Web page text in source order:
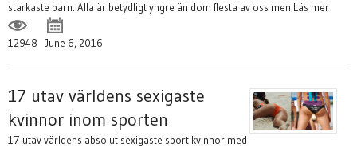
starkaste barn. Alla är betydligt yngre än dom flesta av oss men Läs mer
12948 June 6, 2016
17 utav världens sexigaste
kvinnor inom sporten
17 utav världens absolut sexigaste sport kvinnor med